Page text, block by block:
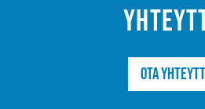
Ota